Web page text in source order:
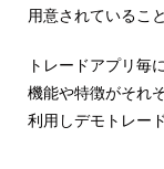
用意されているこ
トレードアプリ毎
機能や特徴がそれ
利用しデモトレー